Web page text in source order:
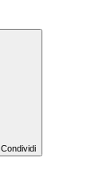
Condividi